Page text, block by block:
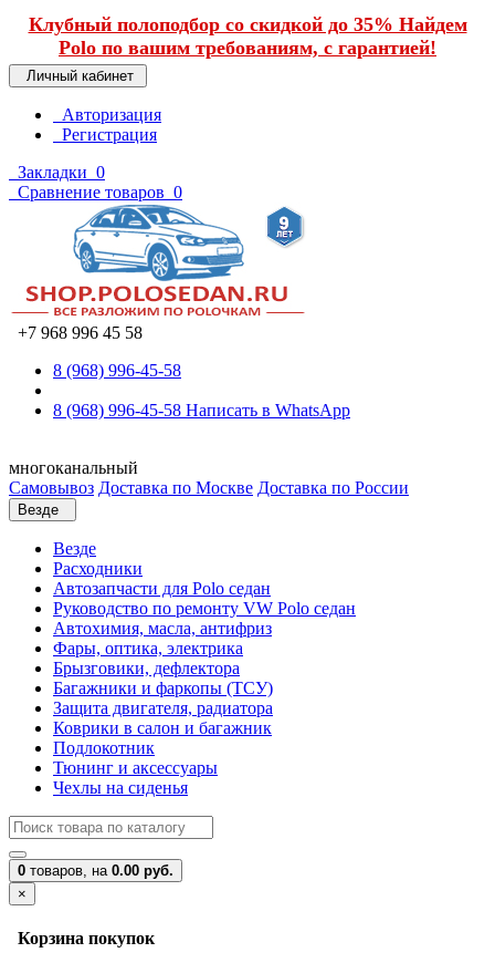
Клубный полоподбор со скидкой до 35% Найдем
Polo по вашим требованиям, с гарантией!
Личный кабинет
Авторизация
Регистрация
Закладки 0
Сравнение товаров 0
+7 968 996 45 58
8 (968) 996-45-58
8 (968) 996-45-58 Написать в WhatsApp
многоканальный
Самовывоз Доставка по Москве Доставка по России
Везде
Везде
Расходники
Автозапчасти для Polo седан
Руководство по ремонту VW Polo седан
Автохимия, масла, антифриз
Фары, оптика, электрика
Брызговики, дефлектора
Багажники и фаркопы (ТСУ)
Защита двигателя, радиатора
Коврики в салон и багажник
Подлокотник
Тюнинг и аксессуары
Чехлы на сиденья
0 товаров, на 0.00 руб.
×
Корзина покупок